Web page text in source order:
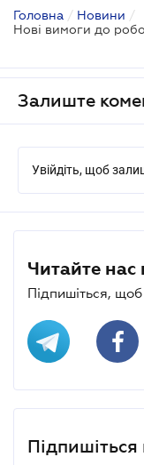
Головна / Новини /
Залиште
Увійдіть, щоб
Читайте
Підпишіться, щоб